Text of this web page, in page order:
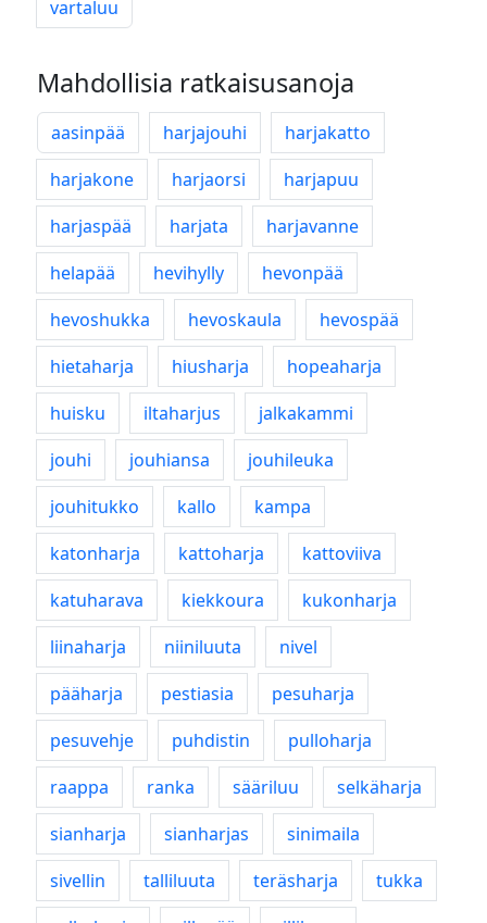
vartaluu
Mahdollisia ratkaisusanoja
aasinpää harjajouhi
harjakatto
harjakone
harjaorsi
harjapuu
harjaspää
harjata
harjavanne
helapää
hevihylly
hevonpää
hevoshukka
hevoskaula
hevospää
hietaharja
hiusharja
hopeaharja
huisku
iltaharjus
jalkakammi
jouhi
jouhiansa
jouhileuka
jouhitukko
kallo
kampa
katonharja
kattoharja
kattoviiva
katuharava
kiekkoura
kukonharja
liinaharja
niiniluuta
nivel
pääharja
pestiasia
pesuharja
pesuvehje
puhdistin
pulloharja
raappa
ranka sääriluu
selkäharja
sianharja
sianharjas
sinimaila
sivellin
talliluuta teräsharja
tukka